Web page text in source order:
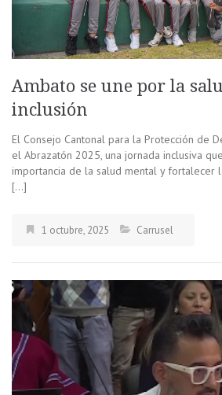
Ambato se une por la
inclusión
El Consejo Cantonal para la Protección de
el Abrazatón 2025, una jornada inclusiva
importancia de la salud mental y fortalecer
[…]
1 octubre, 2025 Carrusel